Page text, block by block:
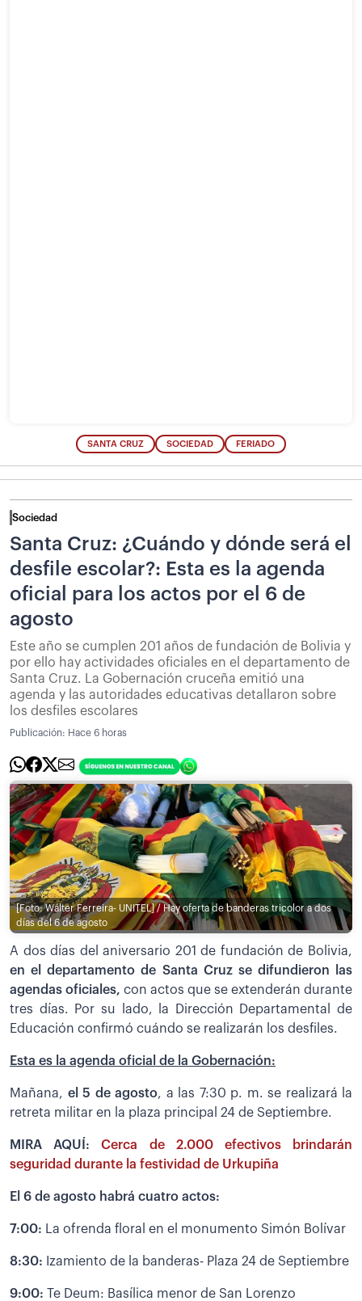
SANTA CRUZ SOCIEDAD FERIADO
Sociedad
Santa Cruz: ¿Cuándo y dónde será el
desfile escolar?: Esta es la agenda
oficial para los actos por el 6 de
agosto
Este año se cumplen 201 años de fundación de Bolivia y
por ello hay actividades oficiales en el departamento de
Santa Cruz. La Gobernación cruceña emitió una
agenda y las autoridades educativas detallaron sobre
los desfiles escolares
Publicación: Hace 6 horas
[Foto: Wálter Ferreira- UNITEL] / Hay oferta de banderas tricolor a dos
días del 6 de agosto
A dos días del aniversario 201 de fundación de Bolivia,
en el departamento de Santa Cruz se difundieron las
agendas oficiales, con actos que se extenderán durante
tres días. Por su lado, la Dirección Departamental de
Educación confirmó cuándo se realizarán los desfiles.
Esta es la agenda oficial de la Gobernación:
Mañana, el 5 de agosto, a las 7:30 p. m. se realizará la
retreta militar en la plaza principal 24 de Septiembre.
MIRA AQUÍ:Cerca de 2.000 efectivos brindarán
seguridad durante la festividad de Urkupiña
El 6 de agosto habrá cuatro actos:
7:00: La ofrenda floral en el monumento Simón Bolívar
8:30: Izamiento de la banderas- Plaza 24 de Septiembre
9:00: Te Deum: Basílica menor de San Lorenzo